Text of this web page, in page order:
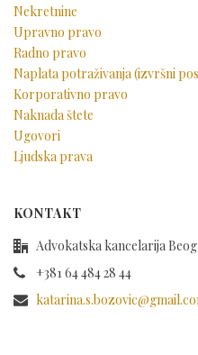
Nekretnine
Upravno pravo
Radno pravo
Naplata potraživanja (izvršni
Korporativno pravo
Naknada štete
Ugovori
Ljudska prava
KONTAKT
Advokatska kancelarija
+381 64 484 28 44